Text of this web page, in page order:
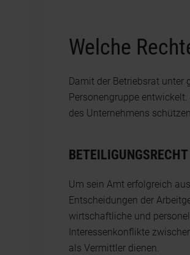
Welche
Damit der Betriebsrat unter
Personengruppe
des Unternehmens
BETEILIGUNGSRECHT
Um sein Amt erfolgreich
Entscheidungen der
wirtschaftliche und
Interessenkonflikte
als Vermittler dienen.